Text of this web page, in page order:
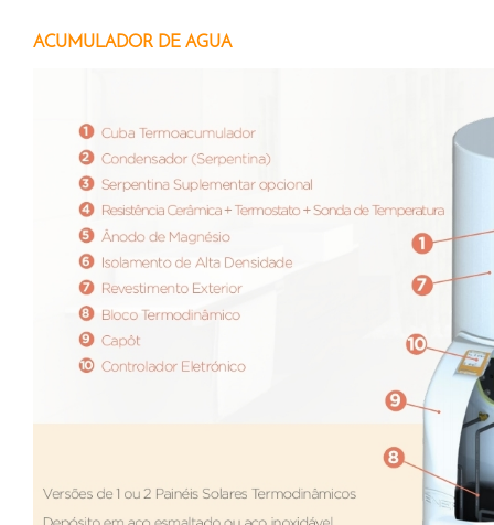
ACUMULADOR DE ÁGUA